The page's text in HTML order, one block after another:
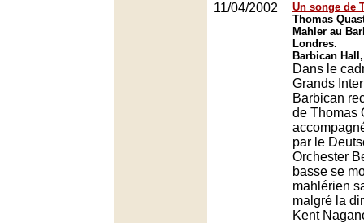
11/04/2002
Un songe de
Thomas
Mahler au
Londres.
Barbican
Dans le
Grands
Barbican
de Thomas
par le
Orchester
basse se
mahlérien
malgré la
Kent